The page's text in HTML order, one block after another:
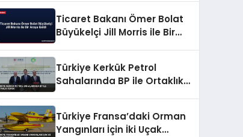
Ticaret Bakanı Ömer Bolat
Büyükelçi Jill Morris ile Bir
Türkiye Kerkük Petrol
Sahalarında BP ile Ortaklık
Türkiye Fransa’daki Orman
Yangınları İçin İki Uçak